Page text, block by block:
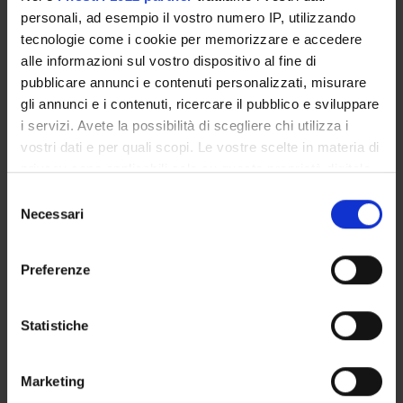
personali, ad esempio il vostro numero IP, utilizzando
tecnologie come i cookie per memorizzare e accedere
alle informazioni sul vostro dispositivo al fine di
pubblicare annunci e contenuti personalizzati, misurare
gli annunci e i contenuti, ricercare il pubblico e sviluppare
i servizi. Avete la possibilità di scegliere chi utilizza i
vostri dati e per quali scopi. Le vostre scelte in materia di
privacy sono applicabili solo su questa proprietà digitale
modificare o revocare il proprio consenso in qualsiasi
momento dalla Dichiarazione sui cookie o facendo clic
raccogliere informazioni sulla tua posizione
geografica, con un'approssimazione di qualche
Identificare il tuo dispositivo, scansionandolo
delNecessari
Preferenze
Statistiche
Marketing
ATTIVITÀ
AREE DI RICERCA
GRUPPI DI RICERCA
STRUTTURE
LABORATORI